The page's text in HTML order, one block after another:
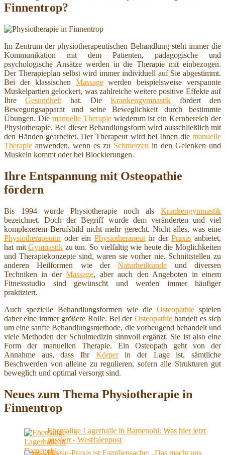
Finnentrop?
Im Zentrum der physiotherapeutischen Behandlung steht immer die
Kommunikation mit dem Patienten, pädagogische und
psychologische Ansätze werden in die Therapie mit einbezogen.
Der Therapieplan selbst wird immer individuell auf Sie abgestimmt.
Bei der klassischen Massagewerden beispielsweise verspannte
Muskelpartien gelockert, was zahlreiche weitere positive Effekte auf
IhreGesundheit hat. DieKrankengymnastik fördert den
Bewegungsapparat und seine Beweglichkeit durch bestimmte
Übungen. Die manuelle Therapiewiederum ist ein Kernbereich der
Physiotherapie. Bei dieser Behandlungsform wird ausschließlich mit
den Händen gearbeitet. Der Therapeut wird bei Ihnen die manuelle
Therapie anwenden, wenn es zu Schmerzen in den Gelenken und
Muskeln kommt oder bei Blockierungen.
Ihre Entspannung mit Osteopathie
fördern
Bis 1994 wurde Physiotherapie noch als Krankengymnastik
bezeichnet. Doch der Begriff wurde dem veränderten und viel
komplexerem Berufsbild nicht mehr gerecht. Nicht alles, was eine
Physiotherapeutin oder einPhysiotherapeut in derPraxis anbietet,
hat mitGymnastik zu tun. So vielfältig wie heute die Möglichkeiten
und Therapiekonzepte sind, waren sie vorher nie. Schnittstellen zu
anderen Heilformen wie derNaturheilkunde und diversen
Techniken in derMassage, aber auch den Angeboten in einem
Fitnessstudio sind gewünscht und werden immer häufiger
praktiziert.
Auch spezielle Behandlungsformen wie die Osteopathie spielen
daher eine immer größere Rolle. Bei der Osteopathiehandelt es sich
um eine sanfte Behandlungsmethode, die vorbeugend behandelt und
viele Methoden der Schulmedizin sinnvoll ergänzt. Sie ist also eine
Form der manuellen Therapie. Ein Osteopath geht von der
Annahme aus, dass Ihr Körperin der Lage ist, sämtliche
Beschwerden von alleine zu regulieren, sofern alle Strukturen gut
beweglich und optimal versorgt sind.
Neues zum Thema Physiotherapie in
Finnentrop
Ehemalige Lagerhalle in Bamenohl: Was hier jetzt
passiert - Westfalenpost
Physio-Praxis ist Familiensache: „Das macht uns